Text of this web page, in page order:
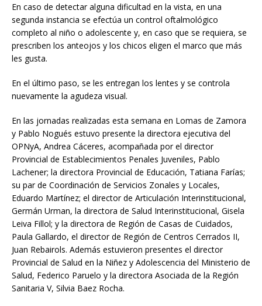
En caso de detectar alguna dificultad en la vista, en una
segunda instancia se efectúa un control oftalmológico
completo al niño o adolescente y, en caso que se requiera, se
prescriben los anteojos y los chicos eligen el marco que más
les gusta.
En el último paso, se les entregan los lentes y se controla
nuevamente la agudeza visual.
En las jornadas realizadas esta semana en Lomas de Zamora
y Pablo Nogués estuvo presente la directora ejecutiva del
OPNyA, Andrea Cáceres, acompañada por el director
Provincial de Establecimientos Penales Juveniles, Pablo
Lachener; la directora Provincial de Educación, Tatiana Farías;
su par de Coordinación de Servicios Zonales y Locales,
Eduardo Martínez; el director de Articulación Interinstitucional,
Germán Urman, la directora de Salud Interinstitucional, Gisela
Leiva Fillol; y la directora de Región de Casas de Cuidados,
Paula Gallardo, el director de Región de Centros Cerrados II,
Juan Rebairols. Además estuvieron presentes el director
Provincial de Salud en la Niñez y Adolescencia del Ministerio de
Salud, Federico Paruelo y la directora Asociada de la Región
Sanitaria V, Silvia Baez Rocha.